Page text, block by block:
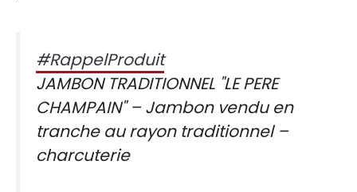
#RappelProduit
JAMBON TRADITIONNEL "LE PERE
CHAMPAIN" – Jambon vendu en
tranche au rayon traditionnel –
charcuterie